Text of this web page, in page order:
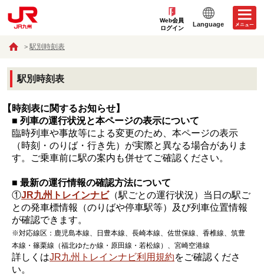
Web会員
ログイン
Language
駅別時刻表
駅別時刻表
【時刻表に関するお知らせ】
■ 列車の運行状況と本ページの表示について
臨時列車や事故等による変更のため、本ページの表示
（時刻・のりば・行き先）が実際と異なる場合がありま
す。ご乗車前に駅の案内も併せてご確認ください。
■ 最新の運行情報の確認方法について
①JR九州トレインナビ（駅ごとの運行状況）当日の駅ご
との発車標情報（のりばや停車駅等）及び列車位置情報
が確認できます。
※対応線区：鹿児島本線、日豊本線、長崎本線、佐世保線、香椎線、筑豊
本線・篠栗線（福北ゆたか線・原田線・若松線）、宮崎空港線
詳しくはJR九州トレインナビ利用規約をご確認くださ
い。